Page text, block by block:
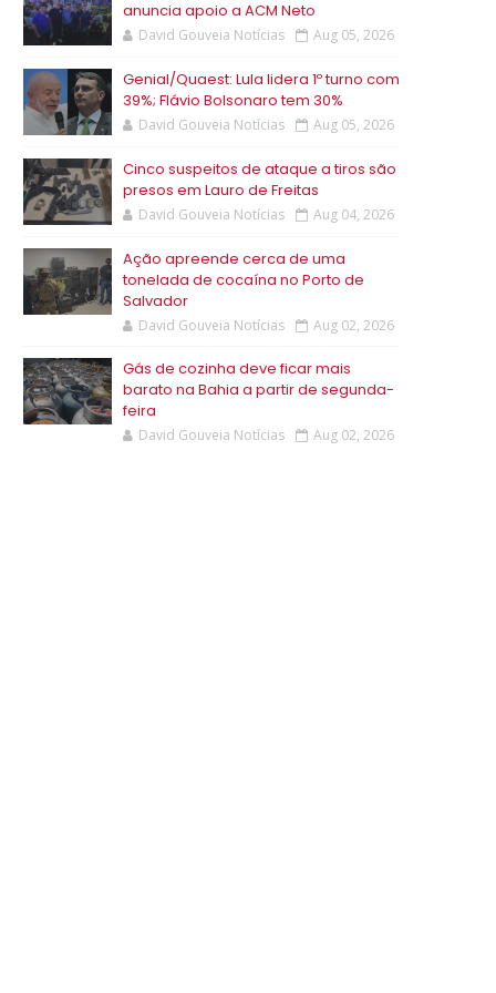
anuncia apoio a ACM Neto
David Gouveia Notícias Aug 05, 2026
Genial/Quaest: Lula lidera 1º turno com
39%; Flávio Bolsonaro tem 30%
David Gouveia Notícias Aug 05, 2026
Cinco suspeitos de ataque a tiros são
presos em Lauro de Freitas
David Gouveia Notícias Aug 04, 2026
Ação apreende cerca de uma
tonelada de cocaína no Porto de
Salvador
David Gouveia Notícias Aug 02, 2026
Gás de cozinha deve ficar mais
barato na Bahia a partir de segunda-
feira
David Gouveia Notícias Aug 02, 2026